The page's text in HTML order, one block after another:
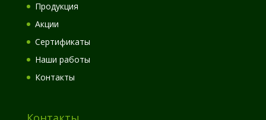
Продукция
Акции
Сертификаты
Наши работы
Контакты